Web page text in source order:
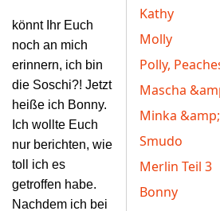
Kathy
Molly
Polly,
Mascha
Minka
Smudo
Merlin Teil 3
Bonny
könnt Ihr Euch
noch an mich
erinnern, ich bin
die Soschi?! Jetzt
heiße ich Bonny.
Ich wollte Euch
nur berichten, wie
toll ich es
getroffen habe.
Nachdem ich bei